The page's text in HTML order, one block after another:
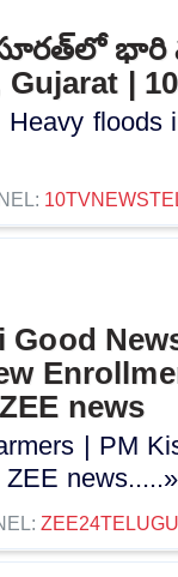
భారి
Gujarat |
floods
Good
news
| PM